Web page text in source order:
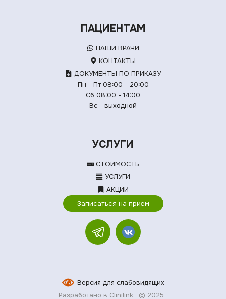
ПАЦИЕНТАМ
НАШИ ВРАЧИ
КОНТАКТЫ
ДОКУМЕНТЫ ПО ПРИКАЗУ
Пн - Пт 08:00 - 20:00
Сб 08:00 - 14:00
Вс - выходной
УСЛУГИ
СТОИМОСТЬ
УСЛУГИ
АКЦИИ
Записаться на прием
Версия для слабовидящих
Разработано в Clinilink
© 2025